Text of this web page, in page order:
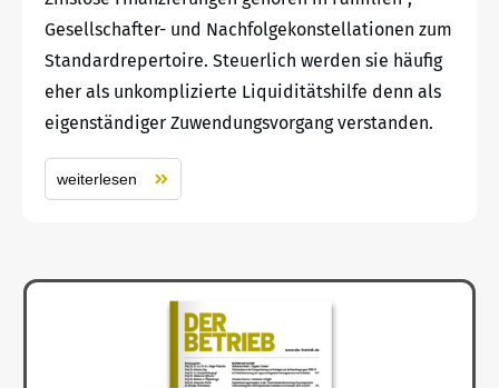
Gesellschafter- und Nachfolgekonstellationen zum
Standardrepertoire. Steuerlich werden sie häufig
eher als unkomplizierte Liquiditätshilfe denn als
eigenständiger Zuwendungsvorgang verstanden.
weiterlesen